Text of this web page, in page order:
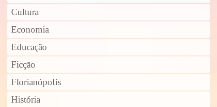
Cultura
Economia
Educação
Ficção
Florianópolis
História